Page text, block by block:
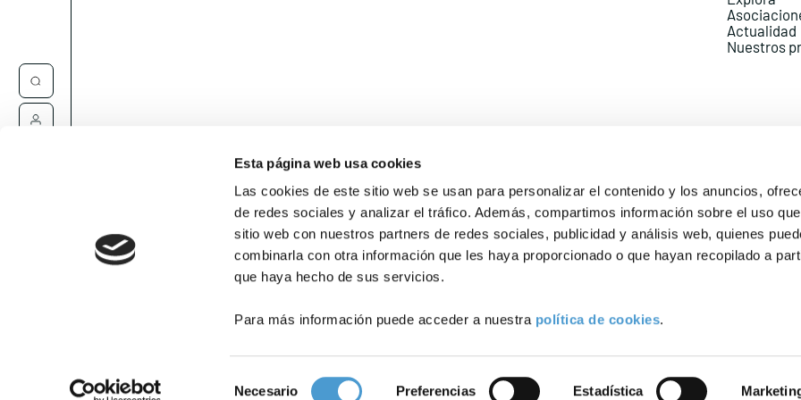
Esta página web usa cookies
Las cookies de este sitio web se usan para personalizar el contenido y los anuncios,
de redes sociales y analizar el tráfico. Además, compartimos información sobre el uso
sitio web con nuestros partners de redes sociales, publicidad y análisis web, quienes
combinarla con otra información que les haya proporcionado o que hayan recopilado a
que haya hecho de sus servicios.
Para más información puede acceder a nuestra política de cookies.
Necesario Preferencias Estadística
Actualidad
Nuestros
Política de Privacidad Política de Cookies Aviso